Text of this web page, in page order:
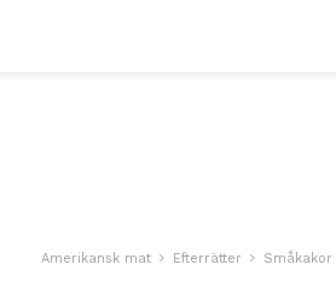
Amerikansk mat Efterrätter Småkakor